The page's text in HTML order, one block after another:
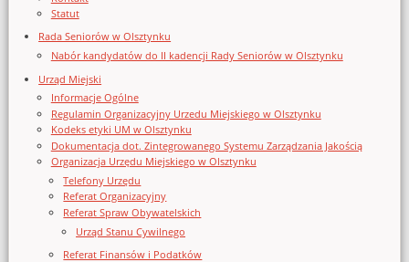
Statut
Rada Seniorów w Olsztynku
Nabór kandydatów do II kadencji Rady Seniorów w Olsztynku
Urząd Miejski
Informacje Ogólne
Regulamin Organizacyjny Urzedu Miejskiego w Olsztynku
Kodeks etyki UM w Olsztynku
Dokumentacja dot. Zintegrowanego Systemu Zarządzania Jakością
Organizacja Urzędu Miejskiego w Olsztynku
Telefony Urzędu
Referat Organizacyjny
Referat Spraw Obywatelskich
Urząd Stanu Cywilnego
Referat Finansów i Podatków